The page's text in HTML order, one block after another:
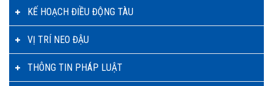
KẾ HOẠCH ĐIỀU ĐỘNG TÀU
VỊ TRÍ NEO ĐẬU
THÔNG TIN PHÁP LUẬT